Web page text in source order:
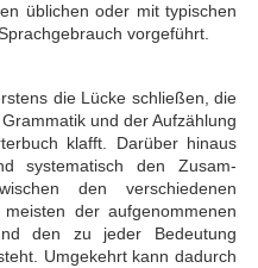
üblichen oder mit typischen
vorgeführt.
die Lücke schließen, die
und der Aufzählung
klafft. Darüber hinaus
systematisch den Zusam­
den verschiedenen
der aufgenommenen
den zu jeder Bedeu­tung
Umgekehrt kann dadurch